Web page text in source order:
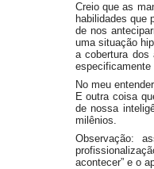
Creio que as
habilidades que
de nos
uma situação
a cobertura dos
especificamente
No meu
E outra coisa
de nossa
milênios.
Observação:
acontecer” e o